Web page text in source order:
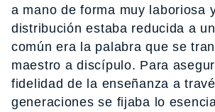
a mano de forma muy laboriosa
distribución estaba reducida a
común era la palabra que se
maestro a discípulo. Para
fidelidad de la enseñanza a
generaciones se fijaba lo